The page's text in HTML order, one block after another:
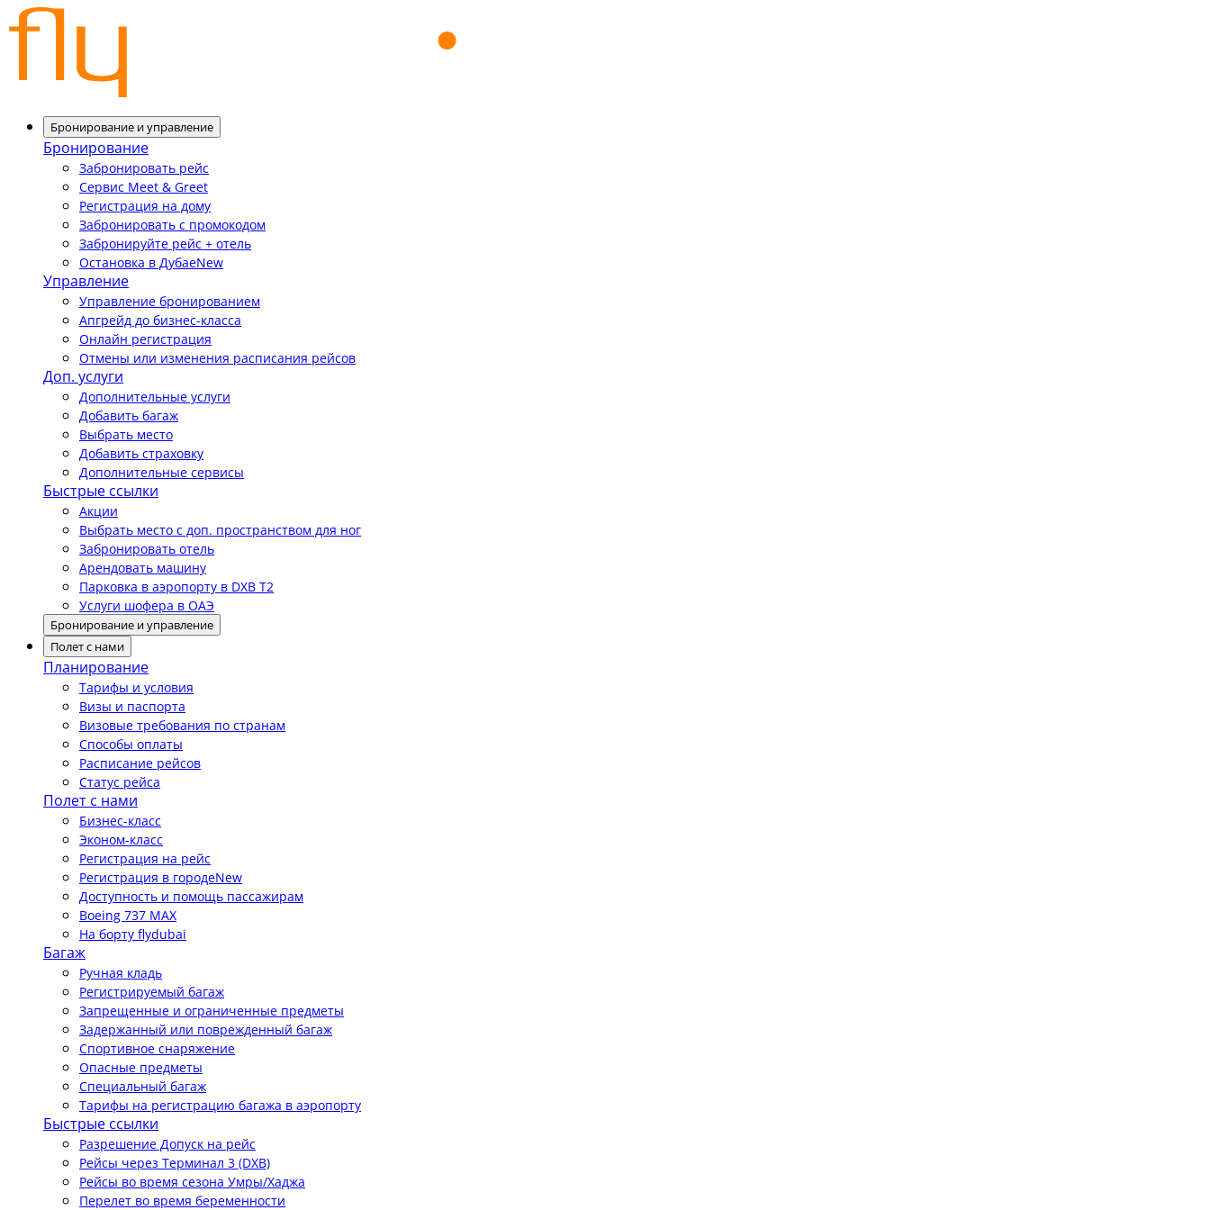
Бронирование и управление
Бронирование
Забронировать рейс
Сервис Meet & Greet
Регистрация на дому
Забронировать с промокодом
Забронируйте рейс + отель
Остановка в ДубаеNew
Управление
Управление бронированием
Апгрейд до бизнес-класса
Онлайн регистрация
Отмены или изменения расписания рейсов
Доп. услуги
Дополнительные услуги
Добавить багаж
Выбрать место
Добавить страховку
Дополнительные сервисы
Быстрые ссылки
Акции
Выбрать место с доп. пространством для ног
Забронировать отель
Арендовать машину
Парковка в аэропорту в DXB T2
Услуги шофера в ОАЭ
Бронирование и управление
Полет с нами
Планирование
Тарифы и условия
Визы и паспорта
Визовые требования по странам
Способы оплаты
Расписание рейсов
Статус рейса
Полет с нами
Бизнес-класс
Эконом-класс
Регистрация на рейс
Регистрация в городеNew
Доступность и помощь пассажирам
Boeing 737 MAX
На борту flydubai
Багаж
Ручная кладь
Регистрируемый багаж
Запрещенные и ограниченные предметы
Задержанный или поврежденный багаж
Спортивное снаряжение
Опасные предметы
Специальный багаж
Тарифы на регистрацию багажа в аэропорту
Быстрые ссылки
Разрешение Допуск на рейс
Рейсы через Терминал 3 (DXB)
Рейсы во время сезона Умры/Хаджа
Перелет во время беременности